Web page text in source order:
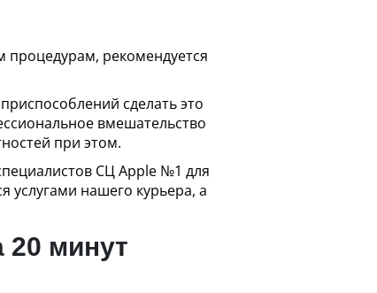
процедурам, рекомендуется
сделать это
вмешательство
при этом.
СЦ Apple №1 для
услугами нашего курьера, а
20 минут